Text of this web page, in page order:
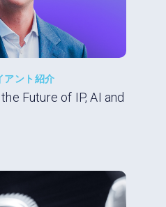
アント紹介
Future of IP, AI and